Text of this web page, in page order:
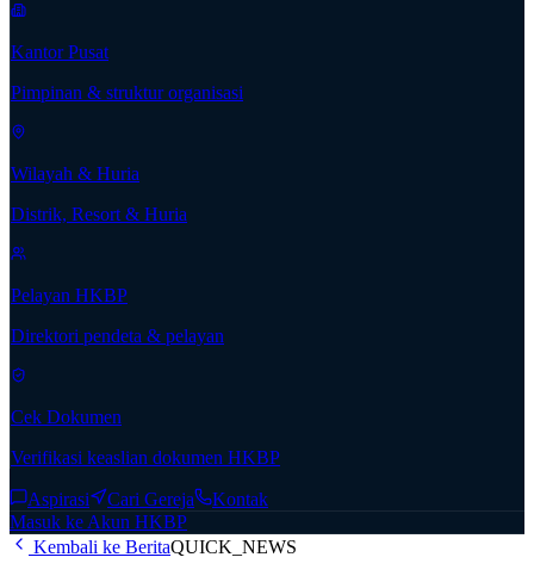
Kantor Pusat
Pimpinan & struktur organisasi
Wilayah & Huria
Distrik, Resort & Huria
Pelayan HKBP
Direktori pendeta & pelayan
Cek Dokumen
Verifikasi keaslian dokumen HKBP
Aspirasi Cari Gereja
Kontak
Masuk ke Akun HKBP
Kembali ke BeritaQUICK_NEWS